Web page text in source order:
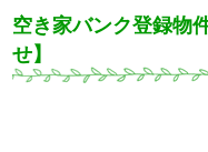
空き家バンク登録物
せ】